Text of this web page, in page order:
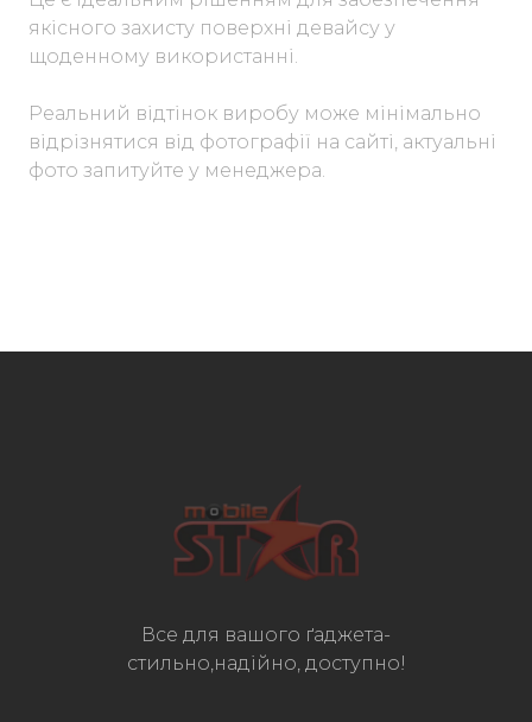
якісного захисту поверхні девайсу у
щоденному використанні.
Реальний відтінок виробу може мінімально
відрізнятися від фотографії на сайті, актуальні
фото запитуйте у менеджера.
Все для вашого ґаджета-
стильно,надійно, доступно!